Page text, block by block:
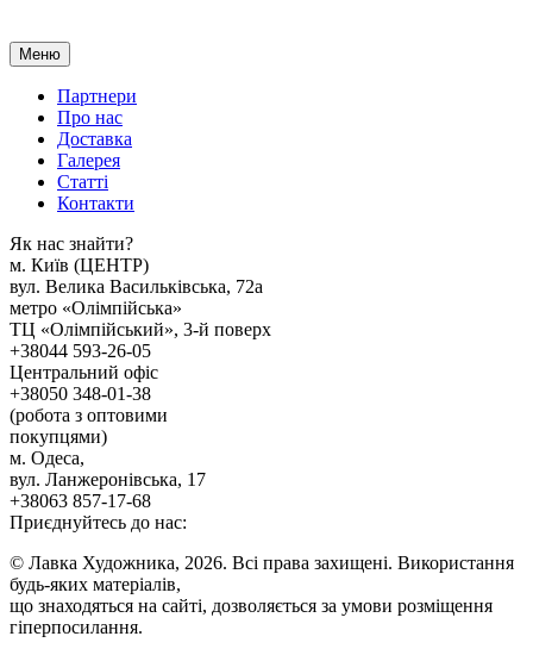
Меню
Партнери
Про нас
Доставка
Галерея
Статтi
Контакти
Як наc знайти?
м. Киïв (ЦЕНТР)
вул. Велика Васильківська, 72а
метро «Олімпійська»
ТЦ «Олімпійський», 3-й поверх
+38044 593-26-05
Центральний офіс
+38050 348-01-38
(робота з оптовими
покупцями)
м. Одеса,
вул. Ланжеронівська, 17
+38063 857-17-68
Приєднуйтесь до нас:
© Лавка Художника, 2026. Всі права захищені. Використання
будь-яких матеріалів,
що знаходяться на сайті, дозволяється за умови розміщення
гіперпосилання.